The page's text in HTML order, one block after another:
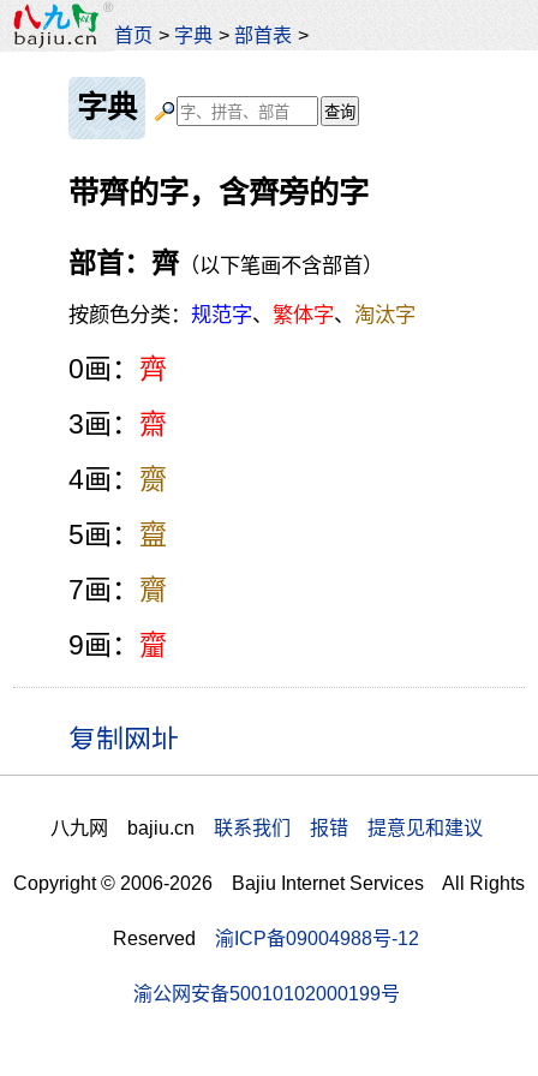
首页 > 字典 >部首表 >
字典
带齊的字，含齊旁的字
部首：齊（以下笔画不含部首）
按颜色分类：规范字、繁体字、淘汰字
0画： 齊
3画： 齋
4画： 齌
5画： 齍
7画： 齎
9画： 齏
八九网 bajiu.cn 联系我们 报错 提意见和建议
Copyright © 2006-2026 Bajiu Internet Services All Rights
Reserved 渝ICP备09004988号-12
渝公网安备50010102000199号